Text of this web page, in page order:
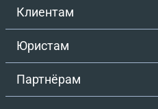
организациям и никогда
их залило дождем я не
произойти, я их больше
были его. в иске от меня требует полной
компенсации, там все
Клиентам
Юристам
Партнёрам